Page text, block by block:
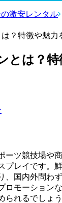
激安レンタル
？特徴や魅力
とは？特
ーツ競技場や
プレイです。
、国内外問わ
ロモーション
られるでしょう